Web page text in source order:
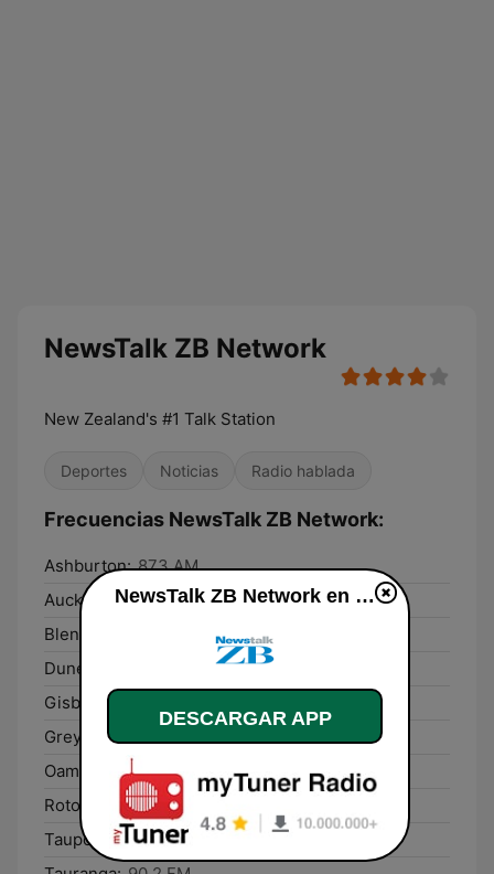
NewsTalk ZB Network
New Zealand's #1 Talk Station
Deportes Noticias Radio hablada
Frecuencias NewsTalk ZB Network:
Ashburton: 873 AM
Auckland: 1080 AM
Blenheim:
Dunedin:
Gisborne:
Greymouth: 98.7 FM
Oamaru:
1395 AM
Rotorua:
747 AM
Taupo:
96.0 FM
NewsTalk ZB Network en vivo
DESCARGAR APP